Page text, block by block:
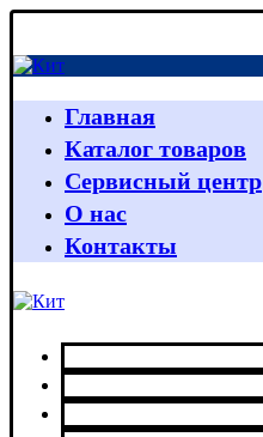
Главная
Каталог товаров
Сервисный центр
О нас
Контакты